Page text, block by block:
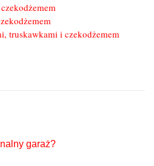
truskawkami i czekodżemem
garaż?